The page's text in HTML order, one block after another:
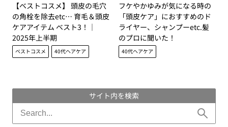
【ベストコスメ】 頭皮の毛穴
の角栓を除去etc… 育毛＆頭皮
ケアアイテム ベスト3！｜
2025年上半期
ベストコスメ 40代ヘアケア
フケやかゆみが気になる時の
「頭皮ケア」におすすめのド
ライヤー、シャンプーetc.髪
のプロに聞いた！
40代ヘアケア
サイト内を検索